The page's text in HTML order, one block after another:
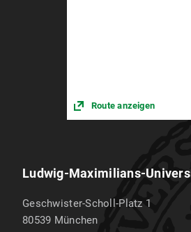
Route anzeigen
Ludwig-Maximilians-
Geschwister-Scholl-Platz 1
80539 München